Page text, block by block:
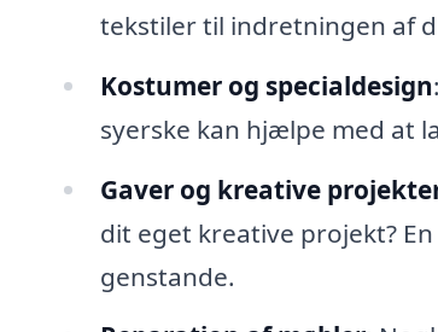
tekstiler til indretningen af
Kostumer og specialdesign
syerske kan hjælpe med at
Gaver og kreative
dit eget kreative projekt?
genstande.